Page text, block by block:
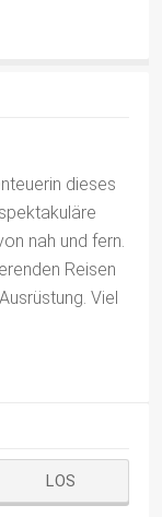
dieses
nah und fern.
Reisen
Viel